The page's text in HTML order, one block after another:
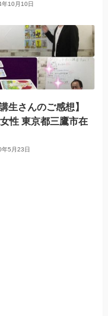
10月10日
講生さんのご感想】
性 東京都三鷹市在
5月23日